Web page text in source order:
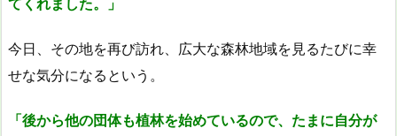
てくれました。」
今日、その地を再び訪れ、広大な森林地域を見るたびに幸
せな気分になるという。
「後から他の団体も植林を始めているので、たまに自分が